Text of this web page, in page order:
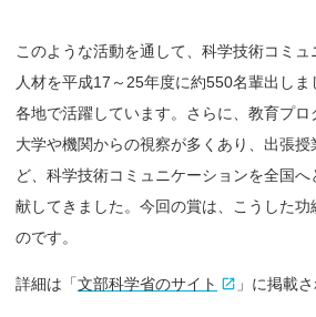
このような活動を通して、科学技術コミュ
人材を平成17～25年度に約550名輩出し
各地で活躍しています。さらに、教育プ
大学や機関からの視察が多くあり、出張
ど、科学技術コミュニケーションを全国
献してきました。今回の賞は、こうした功
のです。
詳細は「文部科学省のサイト 」に掲載